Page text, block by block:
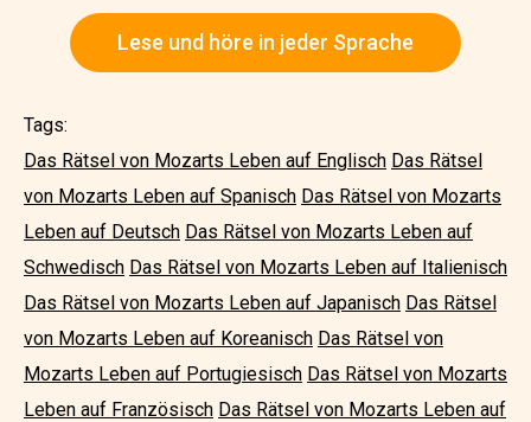
Lese und höre in jeder Sprache
Tags:
Das Rätsel von Mozarts Leben auf Englisch Das Rätsel
von Mozarts Leben auf Spanisch Das Rätsel von Mozarts
Leben auf Deutsch Das Rätsel von Mozarts Leben auf
Schwedisch Das Rätsel von Mozarts Leben auf Italienisch
Das Rätsel von Mozarts Leben auf Japanisch Das Rätsel
von Mozarts Leben auf Koreanisch Das Rätsel von
Mozarts Leben auf Portugiesisch Das Rätsel von Mozarts
Leben auf Französisch Das Rätsel von Mozarts Leben auf